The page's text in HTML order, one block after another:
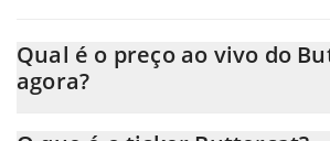
Qual é o preço ao vivo do
agora?